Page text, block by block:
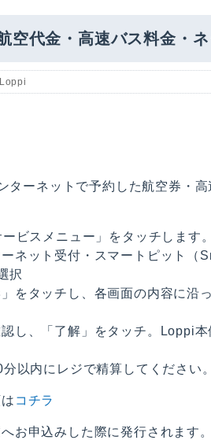
空代金・高速バス料金・
Loppi
ターネットで予約した航空券・
ビスメニュー」をタッチします。
ネット受付・スマートピット（
択
をタッチし、各画面の内容に沿
し、「了解」をタッチ。Loppi本
以内にレジで精算してください。
コチラ
お申込みした際に発行されます。